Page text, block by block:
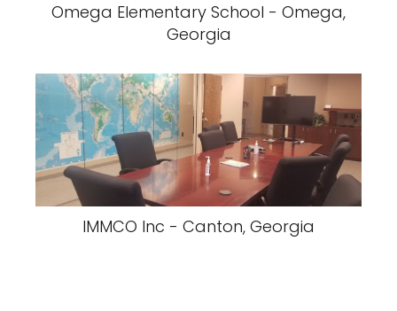
Omega Elementary School - Omega,
Georgia
IMMCO Inc - Canton, Georgia